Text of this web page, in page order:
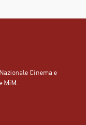
Cinema e
MiM.